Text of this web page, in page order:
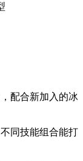
配合新加入的冰
同技能组合能打